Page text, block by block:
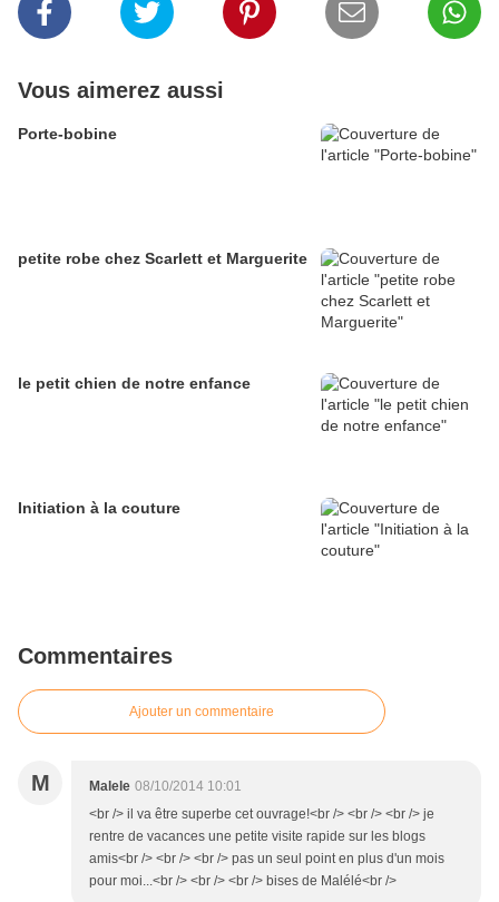
Vous aimerez aussi
Porte-bobine
petite robe chez Scarlett et Marguerite
le petit chien de notre enfance
Initiation à la couture
Commentaires
Ajouter un commentaire
M Malele 08/10/2014 10:01
<br /> il va être superbe cet ouvrage!<br /> <br /> <br /> je
rentre de vacances une petite visite rapide sur les blogs
amis<br /> <br /> <br /> pas un seul point en plus d'un mois
pour moi...<br /> <br /> <br /> bises de Malélé<br />